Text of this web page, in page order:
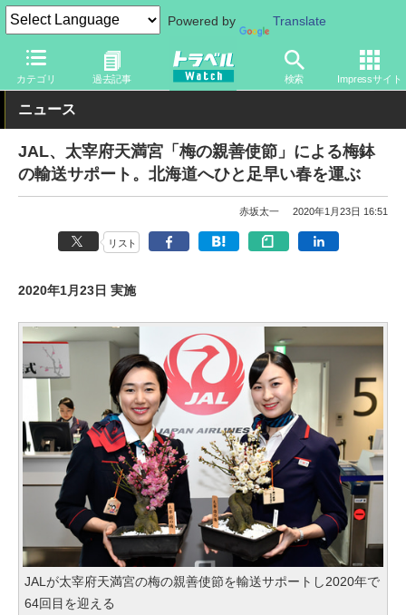
Powered by Translate
カテゴリ 過去記事 検索 Impressサイト
トラベル Watch 企業・政府・官庁 国内エアライン JAL
ニュース
JAL、太宰府天満宮「梅の親善使節」による梅鉢
の輸送サポート。北海道へひと足早い春を運ぶ
赤坂太一 2020年1月23日 16:51
リスト
2020年1月23日 実施
JALが太宰府天満宮の梅の親善使節を輸送サポートし2020年で
64回目を迎える